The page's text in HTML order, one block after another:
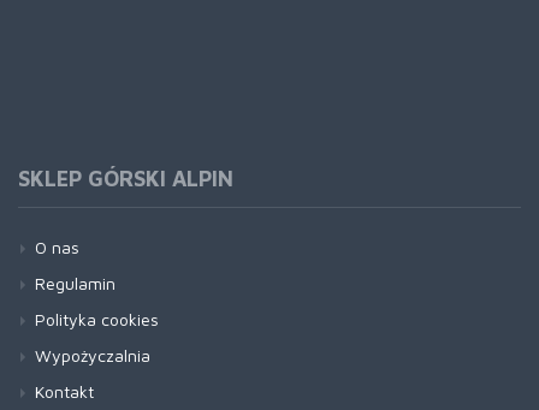
SKLEP GÓRSKI ALPIN
O nas
Regulamin
Polityka cookies
Wypożyczalnia
Kontakt